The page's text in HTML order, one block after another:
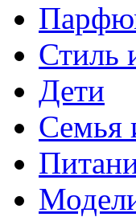
Стиль
Дети
Семья